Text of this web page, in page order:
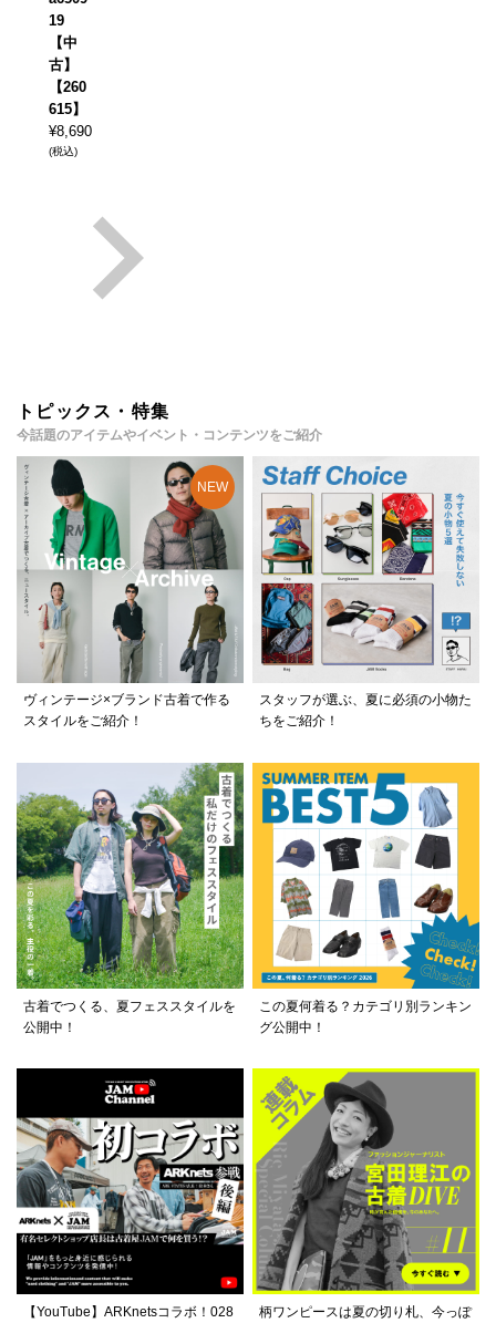
19
【中
古】
【260
615】
¥8,690
(税込)
トピックス・特集
今話題のアイテムやイベント・コンテンツをご紹介
ヴィンテージ×ブランド古着で作る
スタイルをご紹介！
スタッフが選ぶ、夏に必須の小物た
ちをご紹介！
古着でつくる、夏フェススタイルを
公開中！
この夏何着る？カテゴリ別ランキン
グ公開中！
【YouTube】ARKnetsコラボ！028
柄ワンピースは夏の切り札、今っぽ